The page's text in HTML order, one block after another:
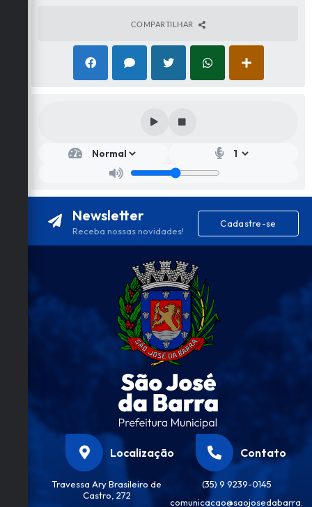
COMPARTILHAR
Newsletter
Receba nossas novidades!
Cadastre-se
Localização
Travessa Ary Brasileiro de
Castro, 272
Contato
(35) 9 9239-0145
comunicacao@saojosedabarra.